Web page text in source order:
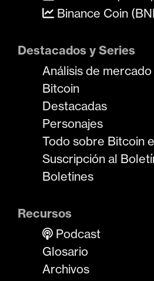
Binance Coin
Destacados y Series
Análisis de mercado
Bitcoin
Destacadas
Personajes
Todo sobre Bitcoin
Suscripción al
Boletines
Recursos
Podcast
Glosario
Archivos